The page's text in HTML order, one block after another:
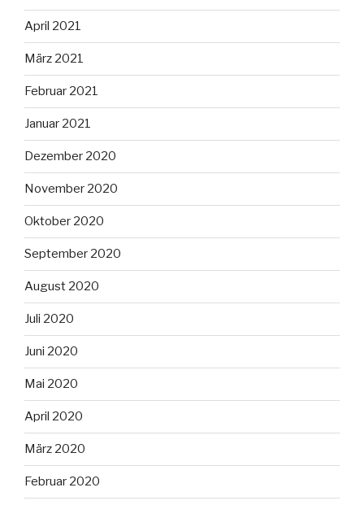
April 2021
März 2021
Februar 2021
Januar 2021
Dezember 2020
November 2020
Oktober 2020
September 2020
August 2020
Juli 2020
Juni 2020
Mai 2020
April 2020
März 2020
Februar 2020